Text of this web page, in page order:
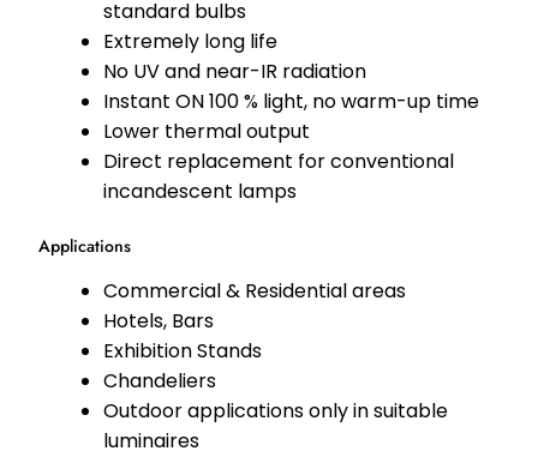
standard bulbs
Extremely long life
No UV and near-IR radiation
Instant ON 100 % light, no warm-up time
Lower thermal output
Direct replacement for conventional
incandescent lamps
Applications
Commercial & Residential areas
Hotels, Bars
Exhibition Stands
Chandeliers
Outdoor applications only in suitable
luminaires